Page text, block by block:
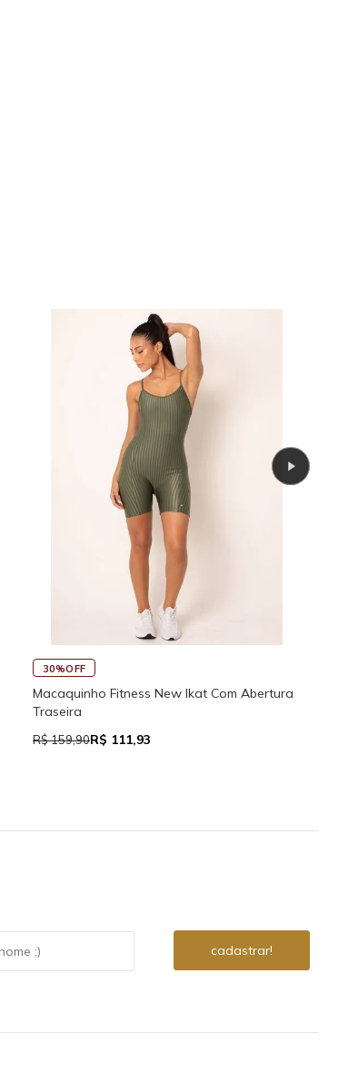
30%OFF
Macaquinho Fitness New Ikat Com Abertura
Traseira
R$ 159,90R$ 111,93